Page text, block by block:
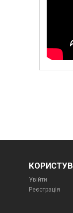
Увійти
Реєстрація